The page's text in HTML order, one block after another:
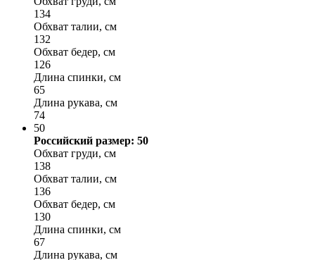
134
Обхват талии, см
132
Обхват бедер, см
126
Длина спинки, см
65
Длина рукава, см
74
50
Российский размер: 50
Обхват груди, см
138
Обхват талии, см
136
Обхват бедер, см
130
Длина спинки, см
67
Длина рукава, см